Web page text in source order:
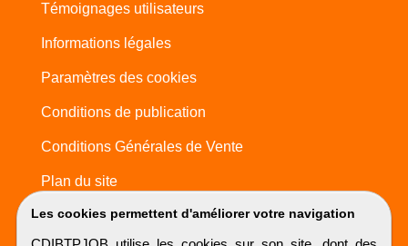
Les cookies permettent d'améliorer votre navigation
Témoignages utilisateurs
Informations légales
Paramètres des cookies
Conditions de publication
Conditions Générales de Vente
Plan du site